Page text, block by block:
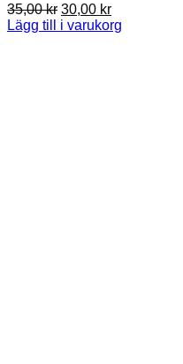
35,00kr Det
ursprungliga
30,00 krDet
nuvarande
Lägg till i varukorg